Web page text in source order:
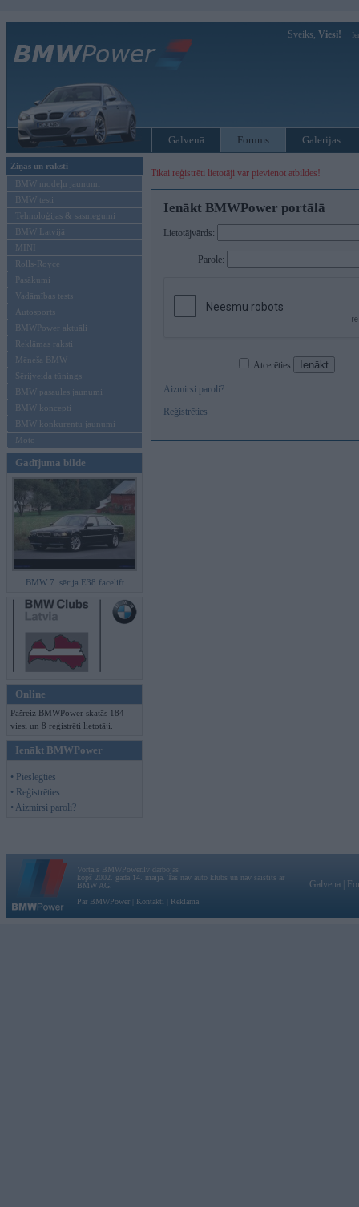
Sveiks, Viesi!
Galvenā Forums Galerijas
Ziņas un raksti
BMW modeļu jaunumi
BMW testi
Tehnoloģijas & sasniegumi
BMW Latvijā
MINI
Rolls-Royce
Pasākumi
Vadāmības tests
Autosports
BMWPower aktuāli
Reklāmas raksti
Mēneša BMW
Sērijveida tūnings
BMW pasaules jaunumi
BMW koncepti
BMW konkurentu jaunumi
Moto
Gadījuma bilde
BMW 7. sērija E38 facelift
Online
Pašreiz BMWPower skatās 184
viesi un 8 reģistrēti lietotāji.
Ienākt BMWPower
• Pieslēgties
• Reģistrēties
• Aizmirsi paroli?
Tikai reģistrēti lietotāji var pievienot atbildes!
Ienākt BMWPower portālā
Lietotājvārds:
Parole:
Atcerēties
Aizmirsi paroli?
Reģistrēties
Vortāls BMWPower.lv darbojas
kopš 2002. gada 14. maija. Tas nav auto klubs un nav saistīts ar
BMW AG.
Par BMWPower
Kontakti Reklāma
Galvena